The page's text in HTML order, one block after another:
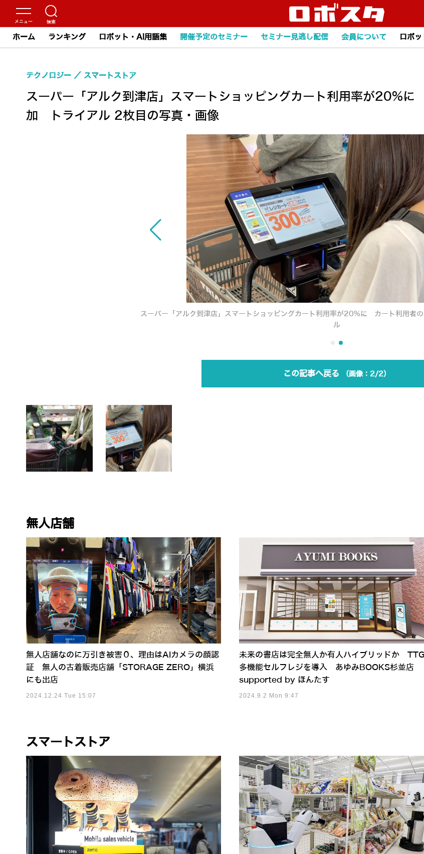
ホーム ランキング ロボット・AI用語集 開催予定のセミナー セミナー見逃し配信 会員について ロボッ
スーパー「アルク到津店」スマートショッピングカート利用率が20%
加 トライアル 2枚目の写真・画像
テクノロジー スマートストア
スーパー「アルク到津店」スマートショッピングカート利用率が20%に カート利用者
ル
この記事へ戻る 2/2
無人店舗
無人店舗なのに万引き被害０、理由はAIカメラの顔認
証 無人の古着販売店舗「STORAGE ZERO」横浜
にも出店
2024.12.24 Tue 15:07
未来の書店は完全無人か有人ハイブリッドか
多機能セルフレジを導入 あゆみBOOKS杉並店
supported by ほんたす
2024.9.2 Mon 9:47
スマートストア